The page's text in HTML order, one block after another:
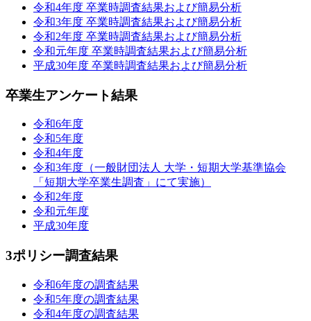
令和4年度 卒業時調査結果および簡易分析
令和3年度 卒業時調査結果および簡易分析
令和2年度 卒業時調査結果および簡易分析
令和元年度 卒業時調査結果および簡易分析
平成30年度 卒業時調査結果および簡易分析
卒業生アンケート結果
令和6年度
令和5年度
令和4年度
令和3年度（一般財団法人 大学・短期大学基準協会
「短期大学卒業生調査」にて実施）
令和2年度
令和元年度
平成30年度
3ポリシー調査結果
令和6年度の調査結果
令和5年度の調査結果
令和4年度の調査結果